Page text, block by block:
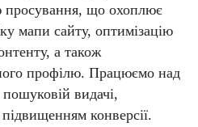
просування, що охоплює
мапи сайту, оптимізацію
а також
профілю. Працюємо над
видачі,
конверсії.